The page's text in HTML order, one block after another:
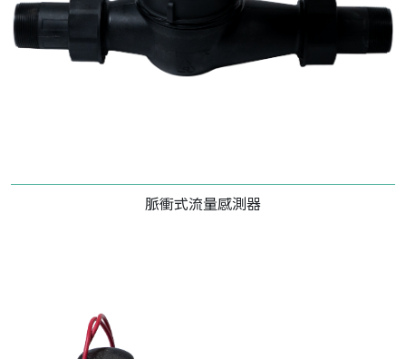
脈衝式流量感測器